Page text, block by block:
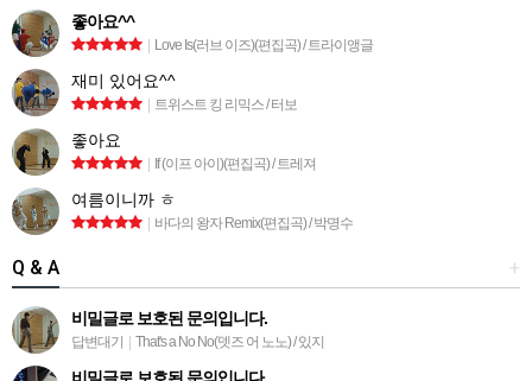
좋아요^^
| Love Is(러브 이즈)(편집곡) / 트라이앵글
재미 있어요^^
| 트위스트 킹 리믹스 / 터보
좋아요
| If (이프 아이)(편집곡) / 트레져
여름이니까 ㅎ
| 바다의 왕자 Remix(편집곡) / 박명수
+
Q & A
비밀글로 보호된 문의입니다.
답변대기 | That's a No No(뎃즈 어 노노) / 있지
비밀글로 보호된 문의입니다.